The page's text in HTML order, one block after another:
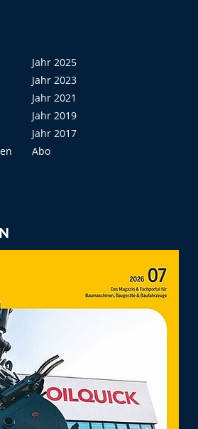
Jahr 2025
Jahr 2023
Jahr 2021
Jahr 2019
Jahr 2017
Abo